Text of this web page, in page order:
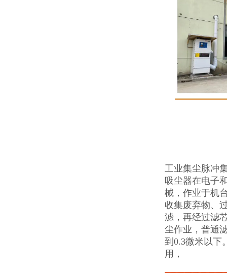
工业集尘脉冲
吸尘器在电子
械，作业于机
收集废弃物、
滤，再经过滤
尘作业，普通
到0.3微米以下
用，